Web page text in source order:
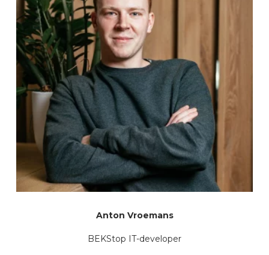
Anton Vroemans
BEKStop IT-developer